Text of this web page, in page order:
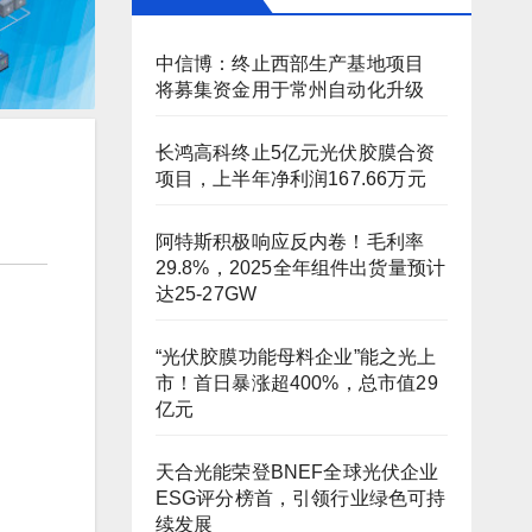
中信博：终止西部生产基地项目
将募集资金用于常州自动化升级
长鸿高科终止5亿元光伏胶膜合资
项目，上半年净利润167.66万元
阿特斯积极响应反内卷！毛利率
29.8%，2025全年组件出货量预计
达25-27GW
“光伏胶膜功能母料企业”能之光上
市！首日暴涨超400%，总市值29
亿元
天合光能荣登BNEF全球光伏企业
ESG评分榜首，引领行业绿色可持
续发展